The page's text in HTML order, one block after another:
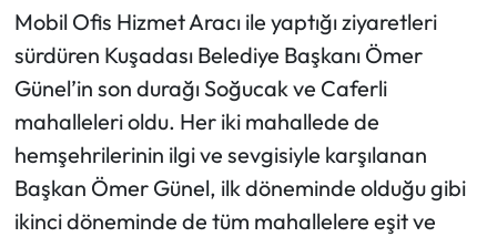
Mobil Ofis Hizmet Aracı ile yaptığı ziyaretleri
sürdüren Kuşadası Belediye Başkanı Ömer
Günel’in son durağı Soğucak ve Caferli
mahalleleri oldu. Her iki mahallede de
hemşehrilerinin ilgi ve sevgisiyle karşılanan
Başkan Ömer Günel, ilk döneminde olduğu gibi
ikinci döneminde de tüm mahallelere eşit ve